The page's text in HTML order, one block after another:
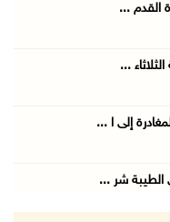
القدم ...
...
الطيبة شر ...